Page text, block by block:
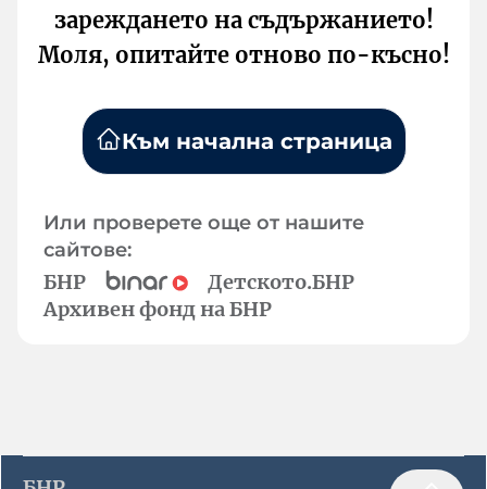
зареждането на съдържанието!
Моля, опитайте отново по-късно!
Към начална страница
Или проверете още от нашите
сайтове:
БНР
Детското.БНР
Архивен фонд на БНР